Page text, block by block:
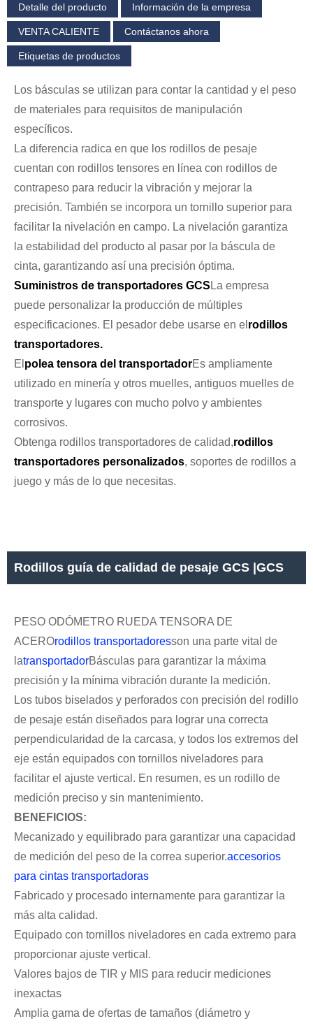
Detalle del producto Información de la empresa
VENTA CALIENTE Contáctanos ahora
Etiquetas de productos
Los básculas se utilizan para contar la cantidad y el peso
de materiales para requisitos de manipulación
específicos.
La diferencia radica en que los rodillos de pesaje
cuentan con rodillos tensores en línea con rodillos de
contrapeso para reducir la vibración y mejorar la
precisión. También se incorpora un tornillo superior para
facilitar la nivelación en campo. La nivelación garantiza
la estabilidad del producto al pasar por la báscula de
cinta, garantizando así una precisión óptima.
Suministros de transportadores GCS La empresa
puede personalizar la producción de múltiples
especificaciones. El pesador debe usarse en el rodillos
transportadores.
El polea tensora del transportadorEs ampliamente
utilizado en minería y otros muelles, antiguos muelles de
transporte y lugares con mucho polvo y ambientes
corrosivos.
Obtenga rodillos transportadores de calidad,rodillos
transportadores personalizados, soportes de rodillos a
juego y más de lo que necesitas.
Rodillos guía de calidad de pesaje GCS |GCS
PESO ODÓMETRO RUEDA TENSORA DE
ACEROrodillos transportadoresson una parte vital de
latransportadorBásculas para garantizar la máxima
precisión y la mínima vibración durante la medición.
Los tubos biselados y perforados con precisión del rodillo
de pesaje están diseñados para lograr una correcta
perpendicularidad de la carcasa, y todos los extremos del
eje están equipados con tornillos niveladores para
facilitar el ajuste vertical. En resumen, es un rodillo de
medición preciso y sin mantenimiento.
BENEFICIOS:
Mecanizado y equilibrado para garantizar una capacidad
de medición del peso de la correa superior.accesorios
para cintas transportadoras
Fabricado y procesado internamente para garantizar la
más alta calidad.
Equipado con tornillos niveladores en cada extremo para
proporcionar ajuste vertical.
Valores bajos de TIR y MIS para reducir mediciones
inexactas
Amplia gama de ofertas de tamaños (diámetro y